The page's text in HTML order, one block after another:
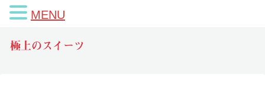
極上のスイーツ
MENU